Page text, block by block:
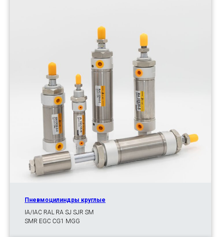
Пневмоцилиндры круглые
IA/IAC RAL RA SJ SJR SM
SMR EGC CG1 MGG